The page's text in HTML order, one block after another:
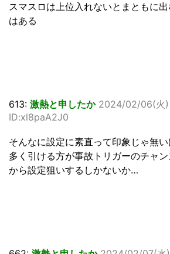
スマスロは上位入れないとまともに
はある
613: 激熱と申したか 2024/02/06(火)
ID:xl8paA2J0
そんなに設定に素直って印象じゃ無
多く引ける方が事故トリガーのチャ
から設定狙いするしかないか…